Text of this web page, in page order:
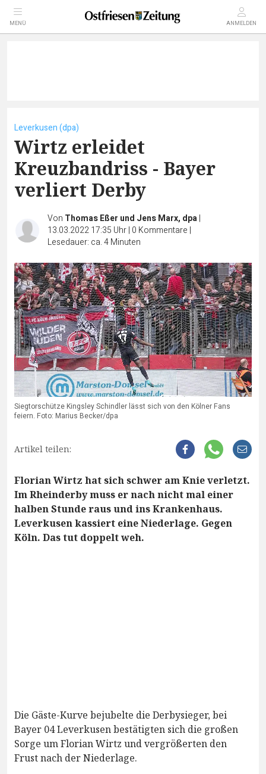
MENÜ ANMELDEN
Leverkusen (dpa)
Wirtz erleidet
Kreuzbandriss - Bayer
verliert Derby
Von Thomas Eßer und Jens Marx, dpa|
13.03.2022 17:35 Uhr| 0 Kommentare |
Lesedauer: ca. 4 Minuten
Siegtorschütze Kingsley Schindler lässt sich von den Kölner Fans
feiern. Foto: Marius Becker/dpa
Artikel teilen:
Florian Wirtz hat sich schwer am Knie verletzt.
Im Rheinderby muss er nach nicht mal einer
halben Stunde raus und ins Krankenhaus.
Leverkusen kassiert eine Niederlage. Gegen
Köln. Das tut doppelt weh.
Die Gäste-Kurve bejubelte die Derbysieger, bei
Bayer 04 Leverkusen bestätigten sich die großen
Sorge um Florian Wirtz und vergrößerten den
Frust nach der Niederlage.